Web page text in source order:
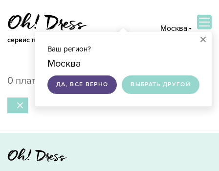
сервис по подбору свадебных платьев
Москва
×
Ваш регион?
Москва
ДА, ВСЕ ВЕРНО ВЫБРАТЬ ДРУГОЙ
0 платьев в продаже в Москве